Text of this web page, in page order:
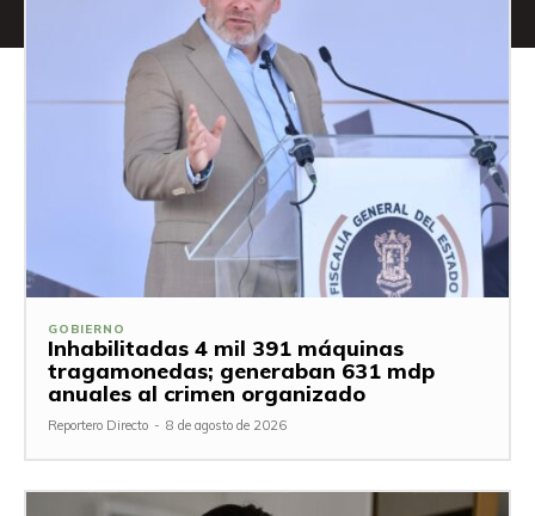
GOBIERNO
Inhabilitadas 4 mil 391 máquinas
tragamonedas; generaban 631 mdp
anuales al crimen organizado
Reportero Directo - 8 de agosto de 2026